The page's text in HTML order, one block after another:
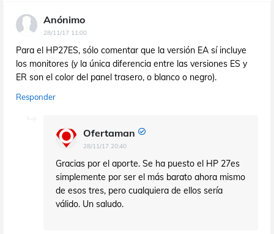
Anónimo
28/11/17 11:00
Para el HP27ES, sólo comentar que la versión EA sí incluye
los monitores (y la única diferencia entre las versiones ES y
ER son el color del panel trasero, o blanco o negro).
Responder
Ofertaman
28/11/17 20:40
Gracias por el aporte. Se ha puesto el HP 27es
simplemente por ser el más barato ahora mismo
de esos tres, pero cualquiera de ellos sería
válido. Un saludo.